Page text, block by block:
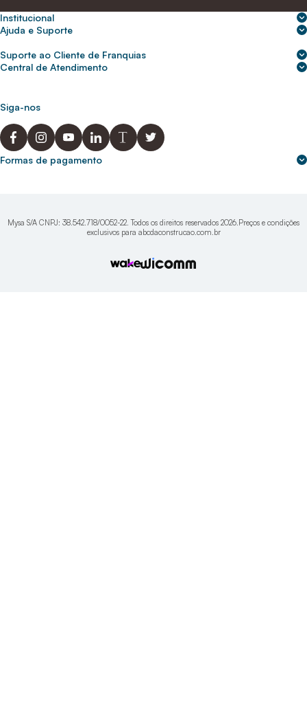
Institucional
Sobre nós
Para empresas
Ajuda e Suporte
Frete e entrega
Política de Privacidade
Privacidade e segurança
Suporte ao Cliente de Franquias
2ª Via de Boletos - Crédito ABC
Central de Atendimento
(31) 9 9105-5920
abcnasuacasa.atendimento@abcdaconstrucao.com.br
Voz: Segunda a Sexta das 08:00 às 18:00
Whatsapp: Segunda a Sexta das 08:00 às 18:00
Siga-nos
Formas de pagamento
Mysa S/A CNPJ: 38.542.718/0052-22. Todos os direitos reservados 2026.Preços e condições
exclusivos para abcdaconstrucao.com.br